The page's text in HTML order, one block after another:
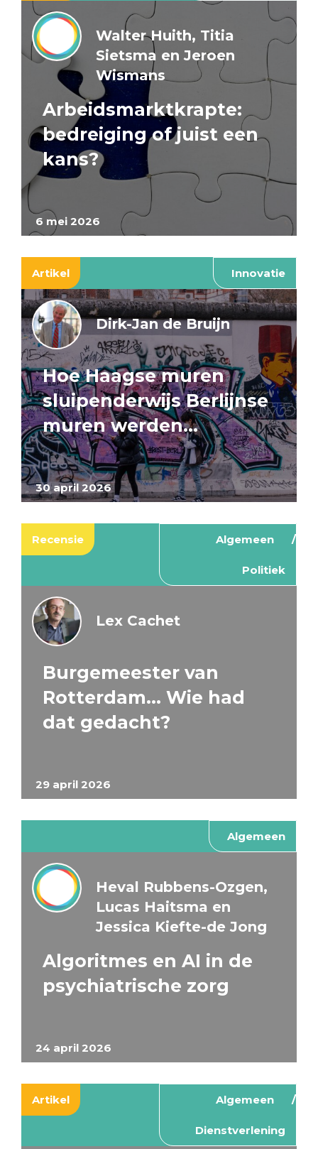
6 mei 2026
Walter Huith, Titia
Sietsma en Jeroen
Wismans
Arbeidsmarktkrapte:
bedreiging of juist een
kans?
Artikel Innovatie
30 april 2026
Dirk-Jan de Bruijn
Hoe Haagse muren
sluipenderwijs Berlijnse
muren werden…
Recensie Algemeen
Politiek
29 april 2026
Lex Cachet
Burgemeester van
Rotterdam… Wie had
dat gedacht?
Algemeen
24 april 2026
Heval Rubbens-Ozgen,
Lucas Haitsma en
Jessica Kiefte-de Jong
Algoritmes en AI in de
psychiatrische zorg
Artikel Algemeen
Dienstverlening